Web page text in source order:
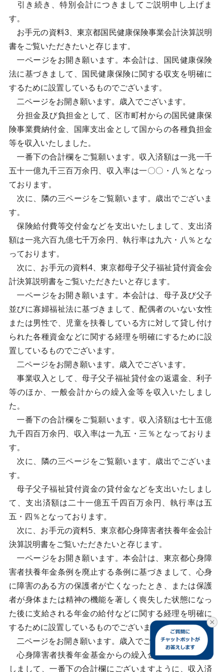
引き続き、特別会計につきましてご説明申し上げま
す。
お手元の資料3、東京都国民健康保険事業会計決算説明
書をご覧いただきたいと存じます。
一ページをお開き願います。本会計は、国民健康保険
法に基づきまして、国民健康保険に関する収支を明確に
するために設置しているものでございます。
二ページをお開き願います。歳入でございます。
分担金及び負担金として、区市町村からの国民健康保
険事業費納付金、国庫支出金として国からの各種負担金
等を収入いたしました。
一番下の合計欄をご覧願います。収入済額は一兆一千
五十一億九千三百万余円、収入率は一〇〇・八％となっ
ております。
次に、隣の三ページをご覧願います。歳出でございま
す。
保険給付費等交付金などを支出いたしまして、支出済
額は一兆六百九億七千万余円、執行率は九六・八％とな
っております。
次に、お手元の資料4、東京都母子父子福祉貸付資金会
計決算説明書をご覧いただきたいと存じます。
一ページをお開き願います。本会計は、母子及び父子
並びに寡婦福祉法に基づきまして、配偶者のいない女性
または男性で、児童を扶養している方に対して貸し付け
られた各種資金などに関する経理を明確にするために設
置しているものでございます。
二ページをお開き願います。歳入でございます。
事業収入として、母子父子福祉貸付金の返還金、利子
等のほか、一般会計からの繰入金等を収入いたしまし
た。
一番下の合計欄をご覧願います。収入済額は七十五億
九千四百万余円、収入率は一九五・三％となっておりま
す。
次に、隣の三ページをご覧願います。歳出でございま
す。
母子父子福祉貸付資金の貸付金などを支出いたしまし
て、支出済額は二十一億五千四百万余円、執行率は五
五・四％となっております。
次に、お手元の資料5、東京都心身障害者扶養年金会計
決算説明書をご覧いただきたいと存じます。
一ページをお開き願います。本会計は、東京都心身障
害者扶養年金条例を廃止する条例に基づきまして、心身
に障害のある方の保護者が亡くなったとき、または保護
者が身体または精神の機能を著しく喪失した状態になっ
た後に支給される年金の給付などに関する経理を明確に
するために設置しているものでございます。
二ページをお開き願います。歳入でございます。
心身障害者扶養年金基金からの繰入金などを収入いた
しまして、一番下の合計欄にございますように、収入済